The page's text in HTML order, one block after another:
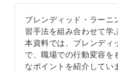
ブレンディッド・ラーニ
習手法を組み合わせて学
本資料では、ブレンディ
で、職場での行動変容を
なポイントを紹介してい